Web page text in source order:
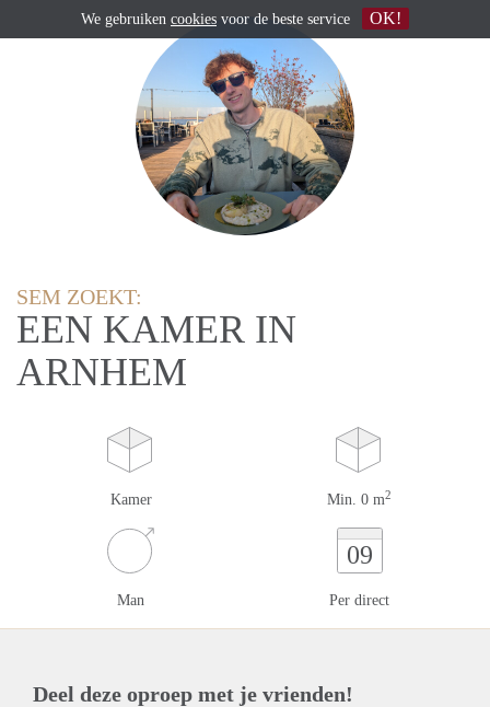
SEM ZOEKT:
EEN KAMER IN
ARNHEM
Kamer Min. 0 m2
Man
09
Per direct
Deel deze oproep met je vrienden!
We gebruiken cookies voor de beste service OK!